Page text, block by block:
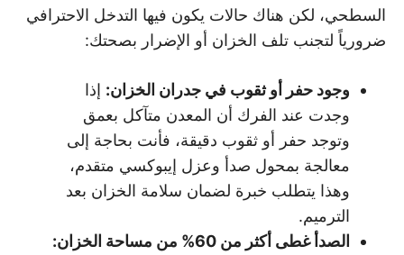
السطحي، لكن هناك حالات يكون فيها التدخل الاحترافي
ضرورياً لتجنب تلف الخزان أو الإضرار بصحتك:
وجود حفر أو ثقوب في جدران الخزان: إذا
وجدت عند الفرك أن المعدن متآكل بعمق
وتوجد حفر أو ثقوب دقيقة، فأنت بحاجة إلى
معالجة بمحول صدأ وعزل إيبوكسي متقدم،
وهذا يتطلب خبرة لضمان سلامة الخزان بعد
الترميم.
الصدأ غطى أكثر من 60% من مساحة الخزان
: